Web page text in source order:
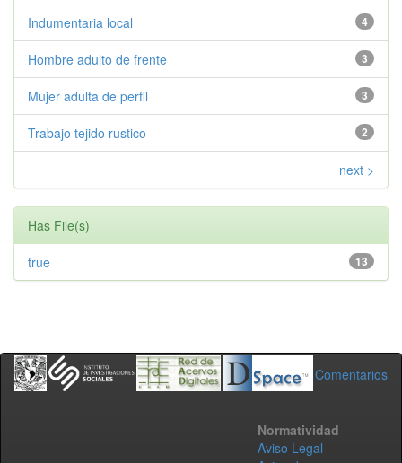
4
Indumentaria local
3
Hombre adulto de frente
3
Mujer adulta de perfil
2
Trabajo tejido rustico
next >
Has File(s)
13
true
Comentarios
Normatividad
Aviso Legal